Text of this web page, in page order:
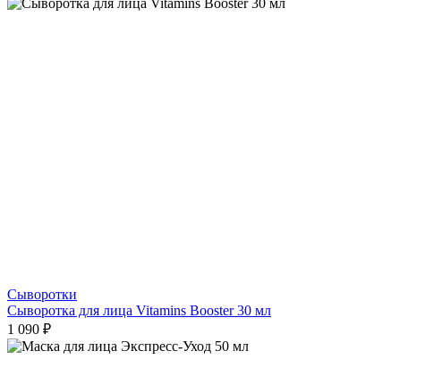
Сыворотки
Сыворотка для лица Vitamins Booster 30 мл
1 090 ₽